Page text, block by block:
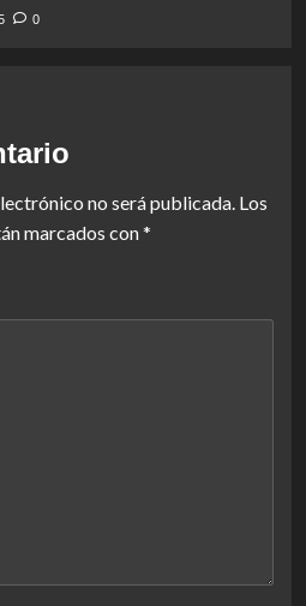
0
no será publicada. Los
marcados con*